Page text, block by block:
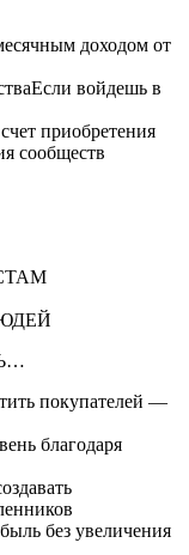
доходом от
войдешь в
приобретения
сообществ
покупателей —
благодаря
без увеличения